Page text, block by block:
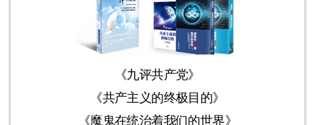
《九评共产党》
《共产主义的终极目的》
《魔鬼在统治着我们的世界》